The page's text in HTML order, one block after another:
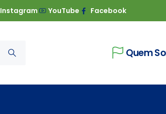
Instagram YouTube Facebook
Quem